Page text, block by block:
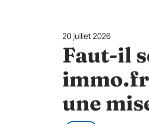
20 juillet 2026
Faut-il
une